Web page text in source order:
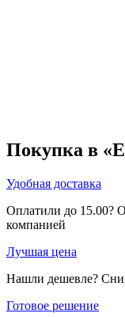
Покупка в
Удобная доставка
Оплатили до 15.00?
компанией
Лучшая цена
Нашли дешевле?
Готовое решение